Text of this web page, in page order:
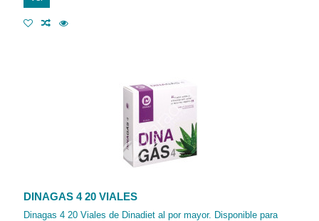
DINAGAS 4 20 VIALES
Dinagas 4 20 Viales de Dinadiet al por mayor. Disponible para